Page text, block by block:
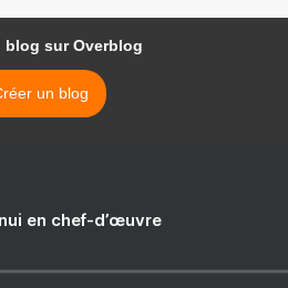
blog sur Overblog
un blog
en chef-d’œuvre